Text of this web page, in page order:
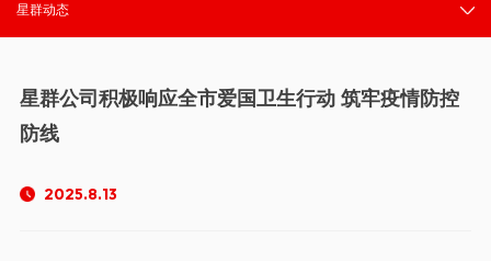
星群动态
星群公司积极响应全市爱国卫生行动 筑牢疫情防控
防线
2025.8.13